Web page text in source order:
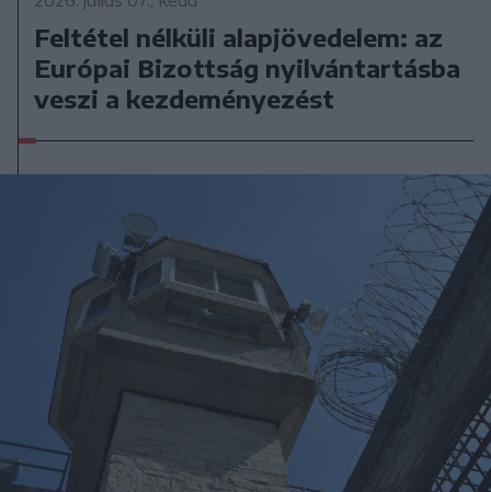
Feltétel nélküli alapjövedelem: az
Európai Bizottság nyilvántartásba
veszi a kezdeményezést